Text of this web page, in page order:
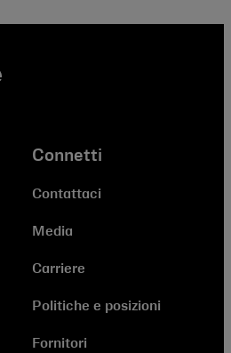
Connetti
Contattaci
Media
Carriere
Politiche e posizioni
Fornitori